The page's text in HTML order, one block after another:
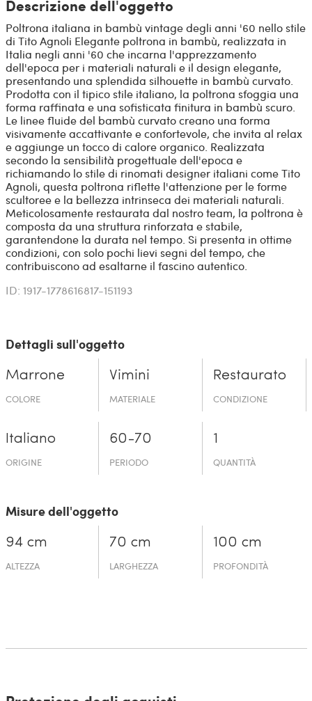
Descrizione dell'oggetto
Poltrona italiana in bambù vintage degli anni '60 nello stile
di Tito Agnoli Elegante poltrona in bambù, realizzata in
Italia negli anni '60 che incarna l'apprezzamento
dell'epoca per i materiali naturali e il design elegante,
presentando una splendida silhouette in bambù curvato.
Prodotta con il tipico stile italiano, la poltrona sfoggia una
forma raffinata e una sofisticata finitura in bambù scuro.
Le linee fluide del bambù curvato creano una forma
visivamente accattivante e confortevole, che invita al relax
e aggiunge un tocco di calore organico. Realizzata
secondo la sensibilità progettuale dell'epoca e
richiamando lo stile di rinomati designer italiani come Tito
Agnoli, questa poltrona riflette l'attenzione per le forme
scultoree e la bellezza intrinseca dei materiali naturali.
Meticolosamente restaurata dal nostro team, la poltrona è
composta da una struttura rinforzata e stabile,
garantendone la durata nel tempo. Si presenta in ottime
condizioni, con solo pochi lievi segni del tempo, che
contribuiscono ad esaltarne il fascino autentico.
ID: 1917-1778616817-151193
Dettagli sull'oggetto
Marrone
COLORE
Vimini
MATERIALE
Restaurato
CONDIZIONE
Italiano
ORIGINE
60-70
PERIODO
1
QUANTITÀ
Misure dell'oggetto
94 cm
ALTEZZA
70 cm
LARGHEZZA
100 cm
PROFONDITÀ